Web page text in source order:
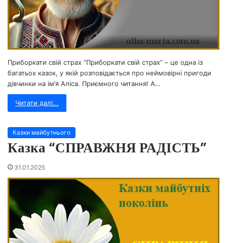
Приборкати свій страх “Приборкати свій страх” – це одна із
багатьох казок, у якій розповідається про неймовірні пригоди
дівчинки на ім’я Аліса. Приємного читання! А…
Читати далі...
Казки майбутнього
Казка “СПРАВЖНЯ РАДІСТЬ”
31.01.2025